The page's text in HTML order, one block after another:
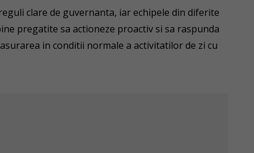
clare de guvernanta, iar echipele din diferite
pregatite sa actioneze proactiv si sa raspunda
in conditii normale a activitatilor de zi cu